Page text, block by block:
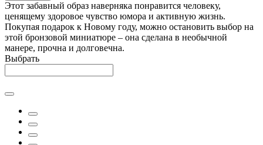
Этот забавный образ наверняка понравится человеку,
ценящему здоровое чувство юмора и активную жизнь.
Покупая подарок к Новому году, можно остановить выбор на
этой бронзовой миниатюре – она сделана в необычной
манере, прочна и долговечна.
Выбрать